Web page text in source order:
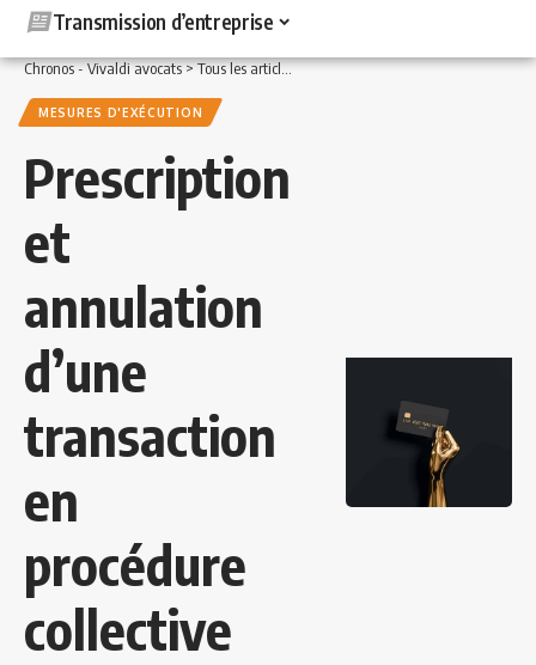
Transmission d’entreprise
Chronos - Vivaldi avocats>Tous les articles >Banque / Crédit>Mesures
MESURES D'EXÉCUTION
Prescription
et
annulation
d’une
transaction
en
procédure
collective